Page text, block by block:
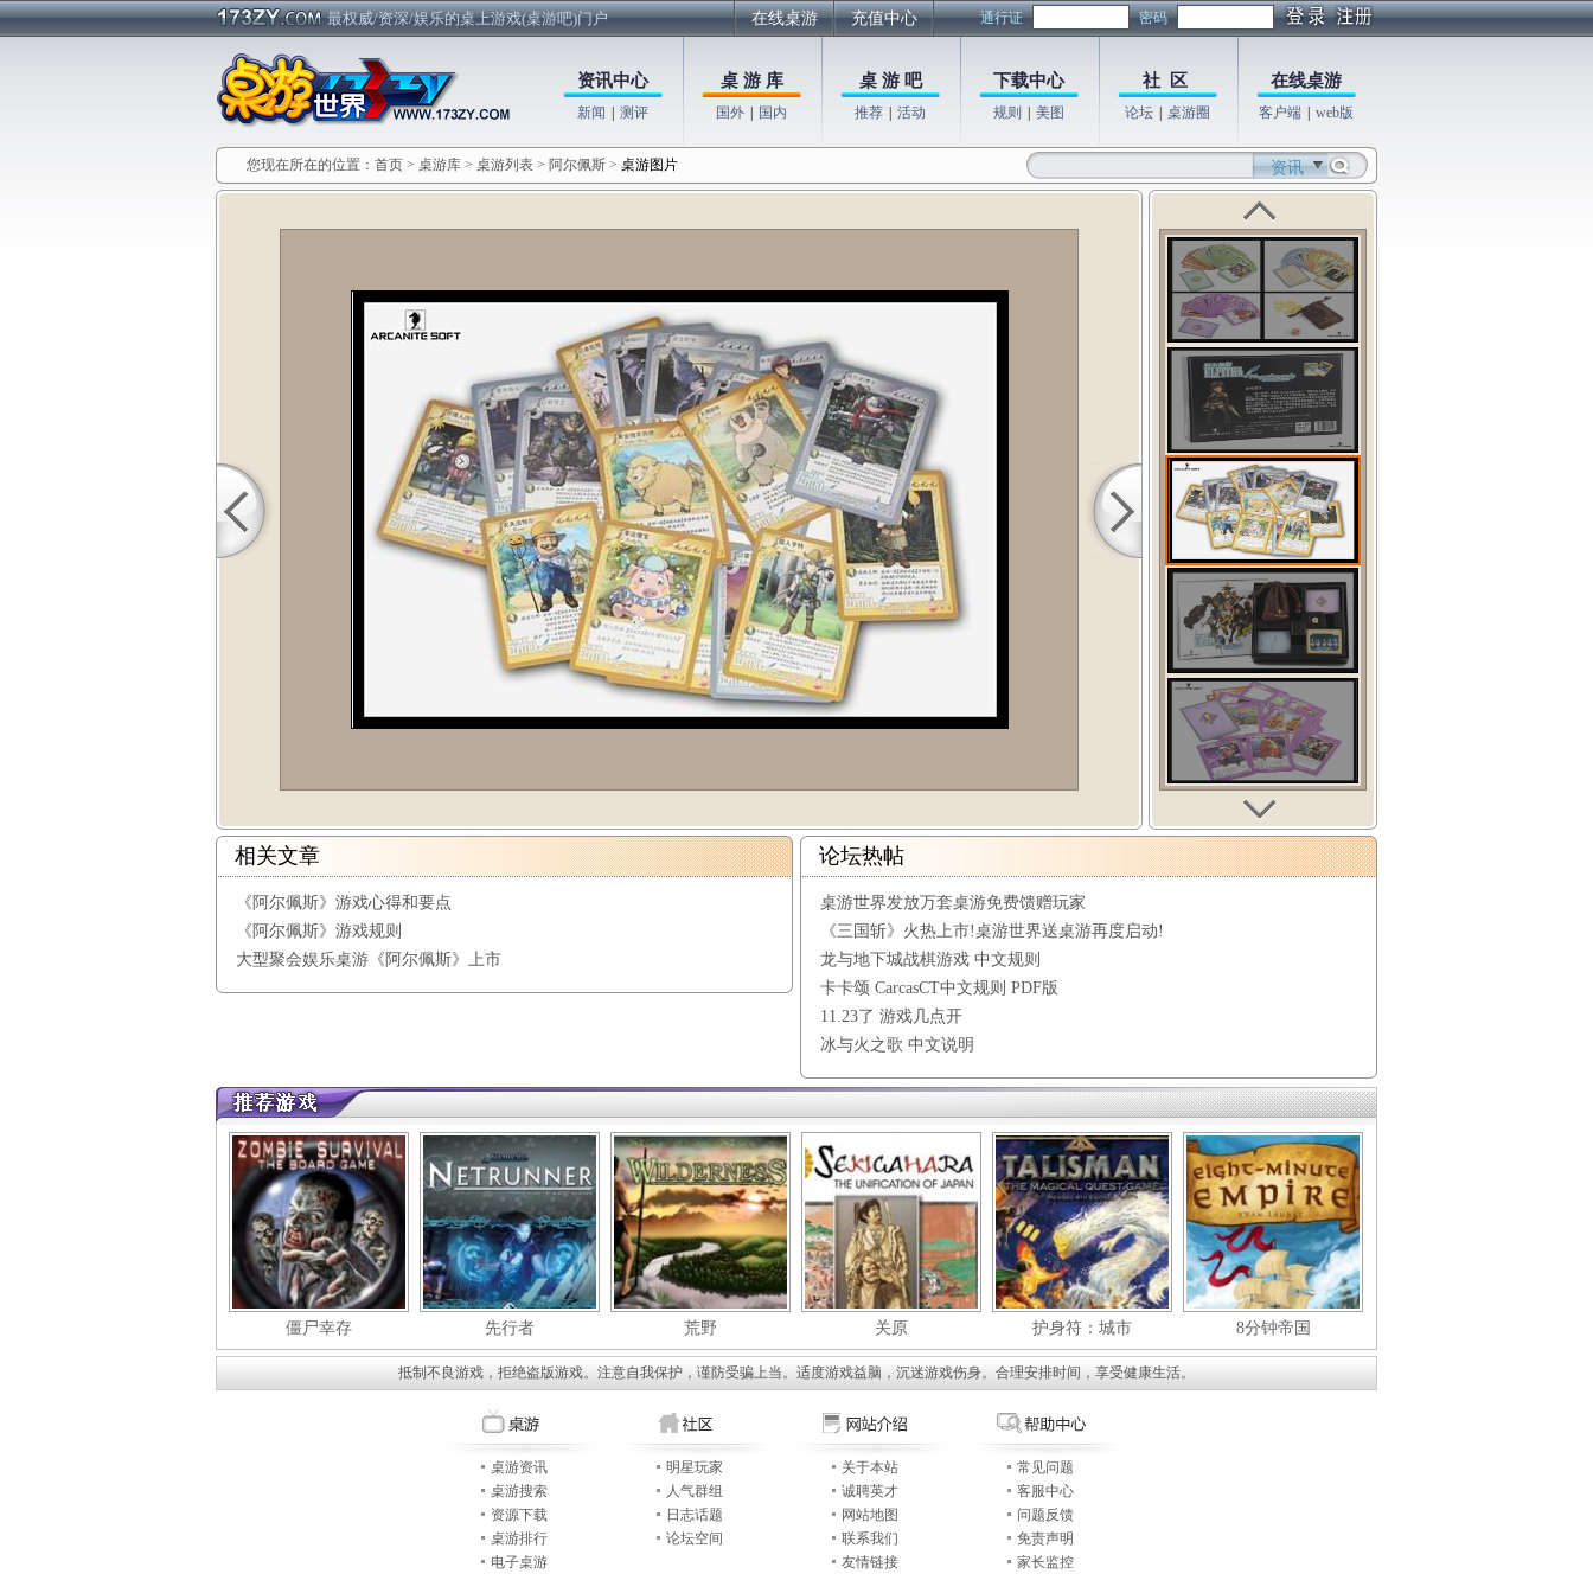
最权威/资深/娱乐的桌上游戏(桌游吧)门户 在线桌游 充值中心 通行证 密码
资讯中心
新闻 测评
桌 游 库
国外 国内
桌 游 吧
推荐 活动
下载中心
规则 美图
社 区
论坛 桌游圈
在线桌游
客户端 web版
您现在所在的位置： 首页 > 桌游库 > 桌游列表 > 阿尔佩斯 > 桌游图片 资讯
相关文章
《阿尔佩斯》游戏心得和要点
《阿尔佩斯》游戏规则
大型聚会娱乐桌游《阿尔佩斯》上市
论坛热帖
桌游世界发放万套桌游免费馈赠玩家
《三国斩》火热上市!桌游世界送桌游再度启动!
龙与地下城战棋游戏 中文规则
卡卡颂 CarcasCT中文规则 PDF版
11.23了 游戏几点开
冰与火之歌 中文说明
僵尸幸存 先行者 荒野 关原 护身符：城市 8分钟帝国
抵制不良游戏，拒绝盗版游戏。注意自我保护，谨防受骗上当。适度游戏益脑，沉迷游戏伤身。合理安排时间，享受健康生活。
桌游资讯
桌游搜索
资源下载
桌游排行
电子桌游
明星玩家
人气群组
日志话题
论坛空间
关于本站
诚聘英才
网站地图
联系我们
友情链接
常见问题
客服中心
问题反馈
免责声明
家长监控